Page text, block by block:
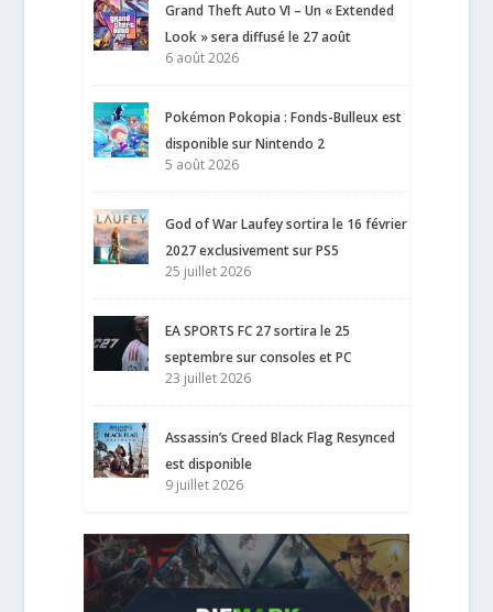
Grand Theft Auto VI – Un « Extended
Look » sera diffusé le 27 août
6 août 2026
Pokémon Pokopia : Fonds-Bulleux est
disponible sur Nintendo 2
5 août 2026
God of War Laufey sortira le 16 février
2027 exclusivement sur PS5
25 juillet 2026
EA SPORTS FC 27 sortira le 25
septembre sur consoles et PC
23 juillet 2026
Assassin’s Creed Black Flag Resynced
est disponible
9 juillet 2026